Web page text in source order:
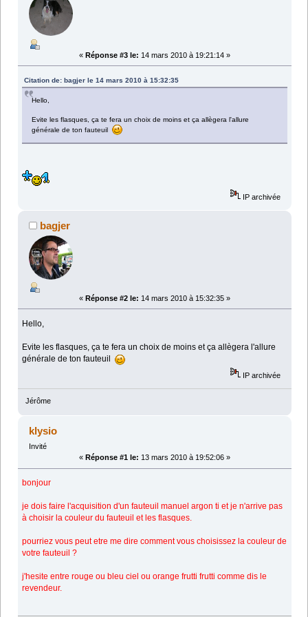
« Réponse #3 le: 14 mars 2010 à 19:21:14 »
Citation de: bagjer le 14 mars 2010 à 15:32:35
Hello,
Evite les flasques, ça te fera un choix de moins et ça allègera l'allure
générale de ton fauteuil
IP archivée
bagjer
« Réponse #2 le: 14 mars 2010 à 15:32:35 »
Hello,
Evite les flasques, ça te fera un choix de moins et ça allègera l'allure
générale de ton fauteuil
IP archivée
Jérôme
klysio
Invité
« Réponse #1 le: 13 mars 2010 à 19:52:06 »
bonjour
je dois faire l'acquisition d'un fauteuil manuel argon ti et je n'arrive pas
à choisir la couleur du fauteuil et les flasques.
pourriez vous peut etre me dire comment vous choisissez la couleur de
votre fauteuil ?
j'hesite entre rouge ou bleu ciel ou orange frutti frutti comme dis le
revendeur.